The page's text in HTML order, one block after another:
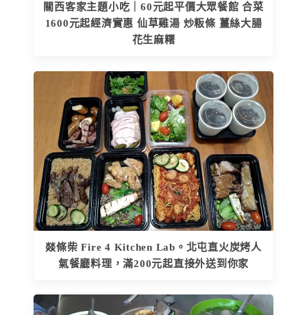
關西客家主題小吃｜60元起平價大眾餐館 合菜
1600元起經濟實惠 仙草雞湯 炒粄條 薑絲大腸
花生麻糬
燚條柴 Fire 4 Kitchen Lab。北屯直火炭烤人
氣餐廳料理，滿200元起直接外送到你家